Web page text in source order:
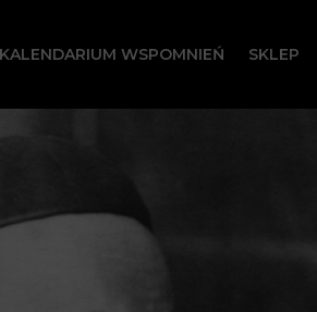
KALENDARIUM WSPOMNIEŃ SKLEP